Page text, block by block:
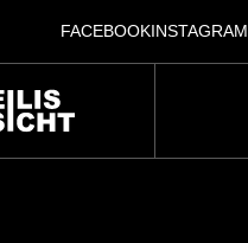
FACEBOOKINSTAGRAM